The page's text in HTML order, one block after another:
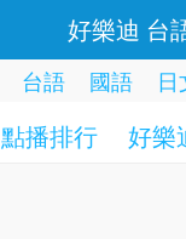
好樂迪 台
台語 國語 日
點播排行 好樂